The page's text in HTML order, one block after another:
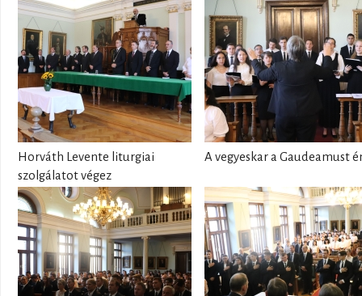
Horváth Levente liturgiai
szolgálatot végez
A vegyeskar a Gaudeamust